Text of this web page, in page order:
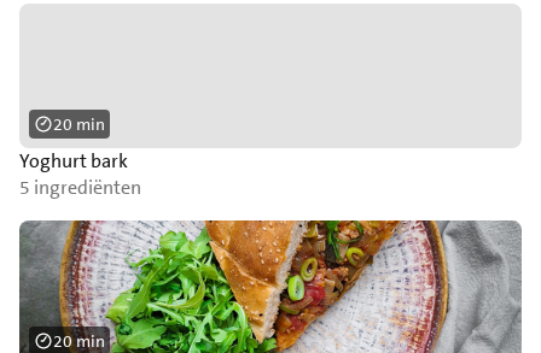
Yoghurt bark
5 ingrediënten
20 min
20 min